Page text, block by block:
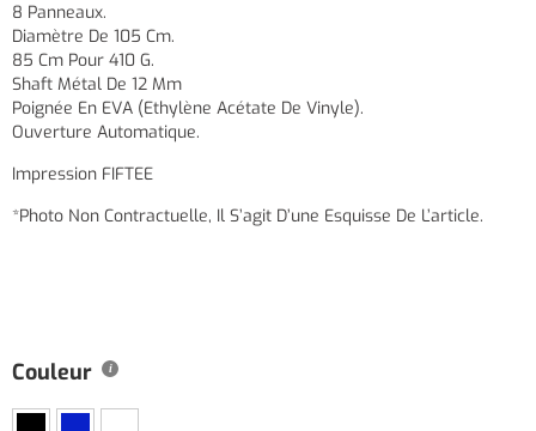
8 Panneaux.
Diamètre De 105 Cm.
85 Cm Pour 410 G.
Shaft Métal De 12 Mm
Poignée En EVA (Ethylène Acétate De Vinyle).
Ouverture Automatique.
Impression FIFTEE
*Photo Non Contractuelle, Il S’agit D’une Esquisse De L’article.
Couleur